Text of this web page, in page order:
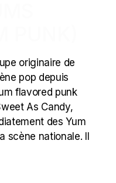
originaire de
pop depuis
flavored punk
As Candy,
des Yum
scène nationale. Il